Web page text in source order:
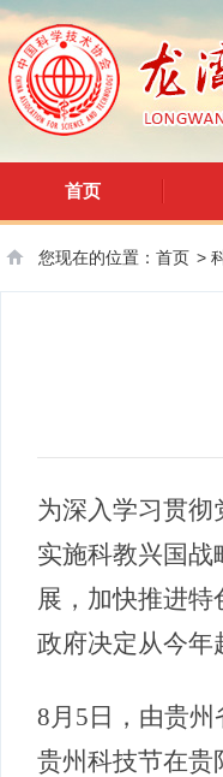
首页
您现在的位置： 首页 >
为深入学习贯
实施科教兴国
展，加快推进
政府决定从今年
8月5日，由贵
贵州科技节在贵